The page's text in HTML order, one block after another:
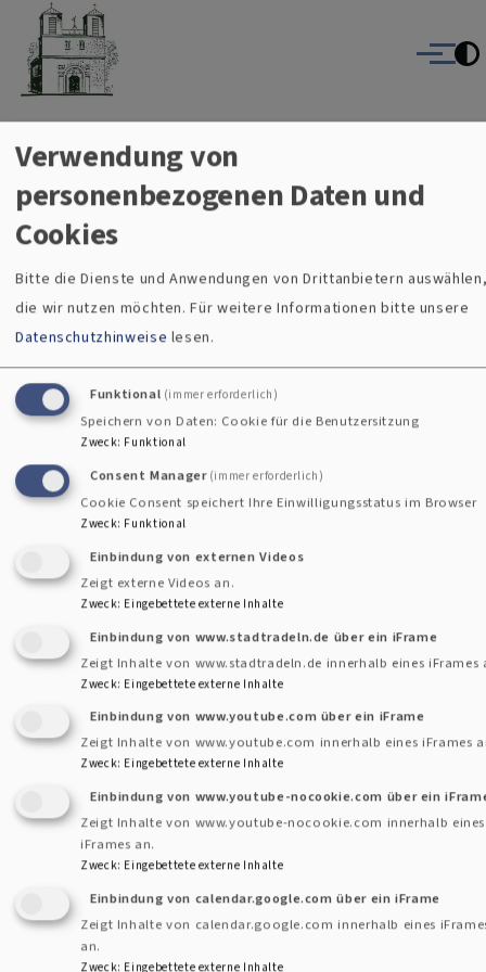
Direkt zum Inhalt
Christuskirche Gauting
Evangelisch-Lutherische Kirche Gauting
Menü
BreadcrumbThemengottesdienst zur Herbstsammlung der
Themengottesdienst zur
Herbstsammlung der Diakonie am
19.10.2025 um 10 Uhr
E-
an
das
Pfarramt
Fußbereichsmenü
Kontakt
Cookie-Einstellungen
Verwendung von
personenbezogenen Daten und
Cookies
Bitte die Dienste und Anwendungen von Drittanbietern
die wir nutzen möchten.Für weitere Informationen bitte unsere
Datenschutzhinweise lesen.
Funktional (immer erforderlich)
Speichern von Daten: Cookie für die Benutzersitzung
Zweck: Funktional
Consent Manager (immer erforderlich)
Cookie Consent speichert Ihre Einwilligungsstatus im Browser
Zweck: Funktional
Einbindung von externen Videos
Zeigt externe Videos an.
Zweck: Eingebettete externe Inhalte
Einbindung von www.stadtradeln.de über ein iFrame
Zeigt Inhalte von www.stadtradeln.de innerhalb eines iFrames
Zweck: Eingebettete externe Inhalte
Einbindung von www.youtube.com über ein iFrame
Zeigt Inhalte von www.youtube.com innerhalb eines iFrames
Zweck: Eingebettete externe Inhalte
Einbindung von www.youtube-nocookie.com über ein
Zeigt Inhalte von www.youtube-nocookie.com innerhalb eines
iFrames an.
Zweck: Eingebettete externe Inhalte
Einbindung von calendar.google.com über ein iFrame
Zeigt Inhalte von calendar.google.com innerhalb eines
an.
Zweck: Eingebettete externe Inhalte